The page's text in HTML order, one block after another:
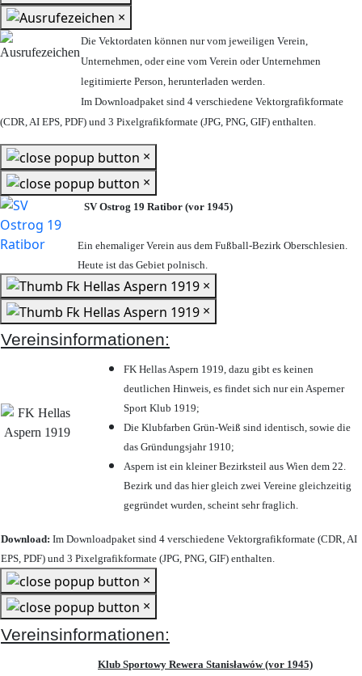
×
Die Vektordaten können nur vom jeweiligen Verein,
Unternehmen, oder eine vom Verein oder Unternehmen
legitimierte Person, herunterladen werden.
Im Downloadpaket sind 4 verschiedene Vektorgrafikformate
(CDR, AI EPS, PDF) und 3 Pixelgrafikformate (JPG, PNG, GIF) enthalten.
×
×
SV Ostrog 19 Ratibor (vor 1945)
Ein ehemaliger Verein aus dem Fußball-Bezirk Oberschlesien.
Heute ist das Gebiet polnisch.
×
×
Vereinsinformationen:
FK Hellas Aspern 1919, dazu gibt es keinen
deutlichen Hinweis, es findet sich nur ein Asperner
Sport Klub 1919;
Die Klubfarben Grün-Weiß sind identisch, sowie die
das Gründungsjahr 1910;
Aspern ist ein kleiner Bezirksteil aus Wien dem 22.
Bezirk und das hier gleich zwei Vereine gleichzeitig
gegründet wurden, scheint sehr fraglich.
Download: Im Downloadpaket sind 4 verschiedene Vektorgrafikformate (CDR, AI
EPS, PDF) und 3 Pixelgrafikformate (JPG, PNG, GIF) enthalten.
×
×
Vereinsinformationen:
Klub Sportowy Rewera Stanisławów (vor 1945)